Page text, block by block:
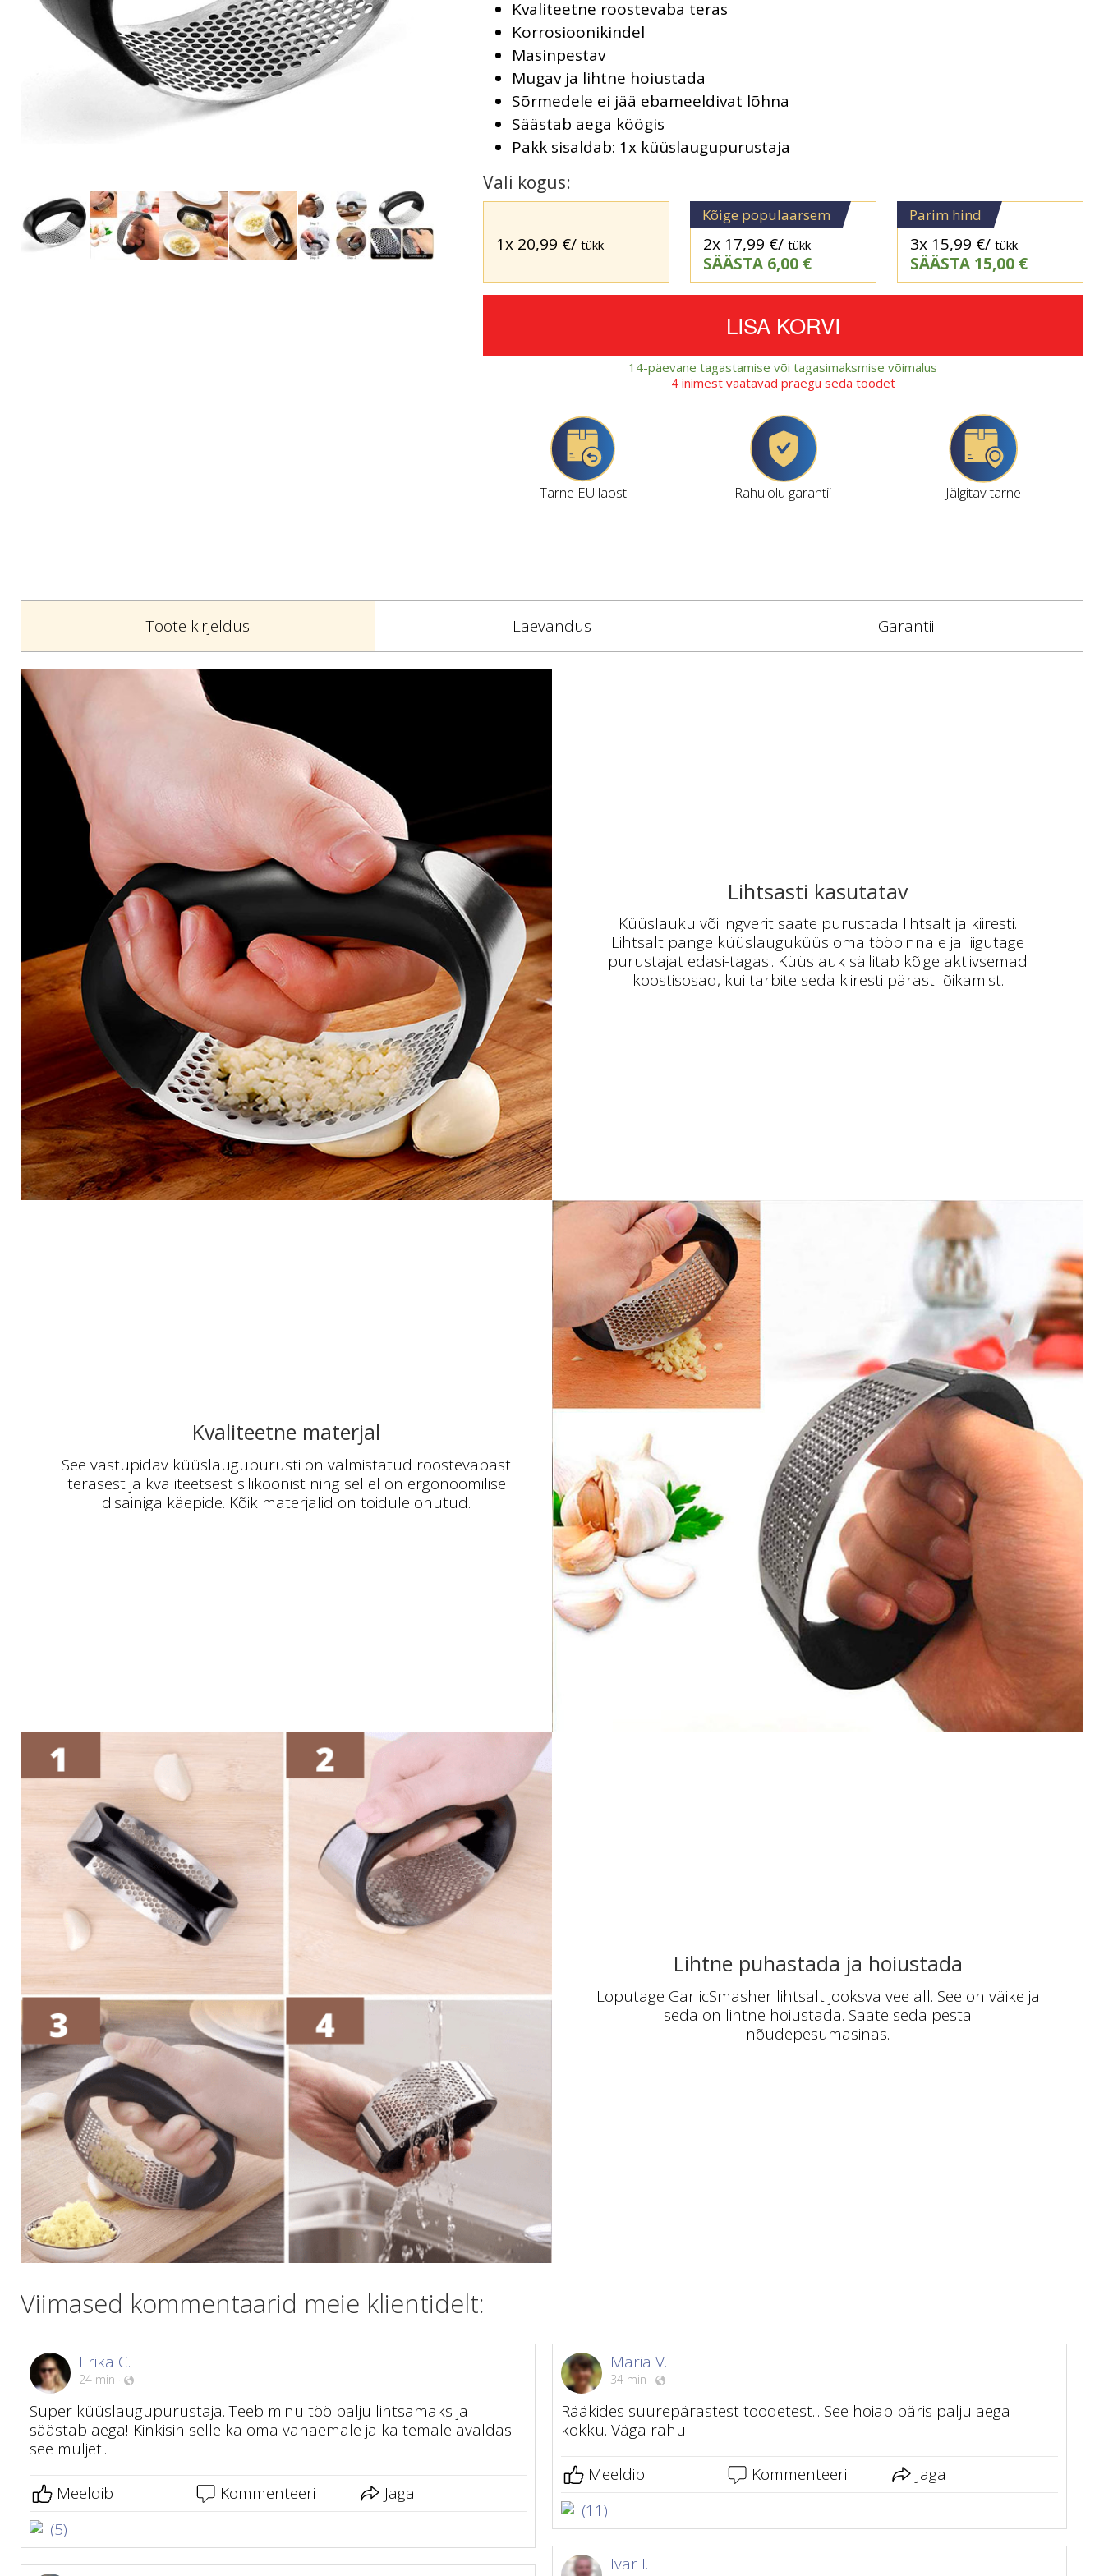
Vali kogus:
1x 20,99 €/ tükk
Kõige populaarsem
2x 17,99 €/ tükk
SÄÄSTA 6,00 €
Parim hind
3x 15,99 €/ tükk
SÄÄSTA 15,00 €
LISA KORVI
14-päevane tagastamise või tagasimaksmise võimalus
4 inimest vaatavad praegu seda toodet
Kvaliteetne roostevaba teras
Korrosioonikindel
Masinpestav
Mugav ja lihtne hoiustada
Sõrmedele ei jää ebameeldivat lõhna
Säästab aega köögis
Pakk sisaldab: 1x küüslaugupurustaja
Tarne EU laost Rahulolu garantii Jälgitav tarne
Toote kirjeldus Laevandus Garantii
Lihtsasti kasutatav
Küüslauku või ingverit saate purustada lihtsalt ja kiiresti.
Lihtsalt pange küüslauguküüs oma tööpinnale ja liigutage
purustajat edasi-tagasi. Küüslauk säilitab kõige aktiivsemad
koostisosad, kui tarbite seda kiiresti pärast lõikamist.
Kvaliteetne materjal
See vastupidav küüslaugupurusti on valmistatud roostevabast
terasest ja kvaliteetsest silikoonist ning sellel on ergonoomilise
disainiga käepide. Kõik materjalid on toidule ohutud.
Lihtne puhastada ja hoiustada
Loputage GarlicSmasher lihtsalt jooksva vee all. See on väike ja
seda on lihtne hoiustada. Saate seda pesta
nõudepesumasinas.
Viimased kommentaarid meie klientidelt:
Erika C.
24 min ·
Super küüslaugupurustaja. Teeb minu töö palju lihtsamaks ja
säästab aega! Kinkisin selle ka oma vanaemale ja ka temale avaldas
see muljet...
Meeldib Kommenteeri
Jaga
(5)
Maria V.
34 min ·
Rääkides suurepärastest toodetest... See hoiab päris palju aega
kokku. Väga rahul
Meeldib Kommenteeri
Jaga
(11)
Ivar I.